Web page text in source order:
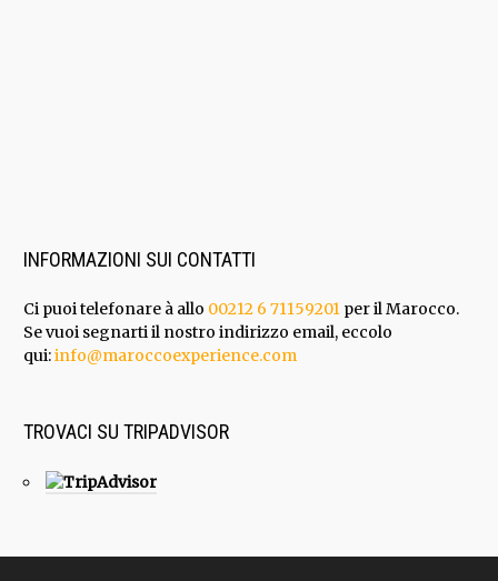
INFORMAZIONI SUI CONTATTI
Ci puoi telefonare à allo 00212 6 71159201 per il Marocco.
Se vuoi segnarti il nostro indirizzo email, eccolo
qui:info@maroccoexperience.com
TROVACI SU TRIPADVISOR